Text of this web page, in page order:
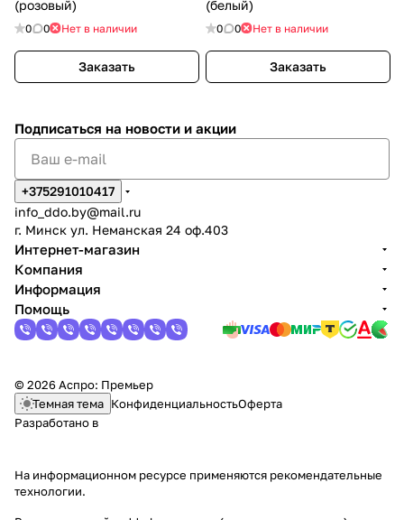
(розовый)
0 0 Нет в наличии
Заказать
(белый)
0 0 Нет в наличии
Заказать
Подписаться на новости и акции
+375291010417
info_ddo.by@mail.ru
г. Минск ул. Неманская 24 оф.403
Интернет-магазин
Компания
Информация
Помощь
© 2026 Аспро: Премьер
Темная тема КонфиденциальностьОферта
Разработано в
На информационном ресурсе применяются рекомендательные
технологии.